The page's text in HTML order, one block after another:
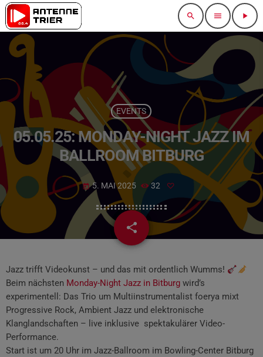
search menu play_arrow
EVENTS
05.05.25: MONDAY-NIGHT JAZZ IM
BALLROOM BITBURG
today 5. MAI 2025 32
share
email
Jazz trifft Videokunst – und das mit ordentlich Wumms!
Beim nächsten Monday-Night Jazz in Bitburg wird’s
experimentell: Das Trio um Multiinstrumentalist foerya mixt
Progressive Rock, Ambient Jazz und elektronische
Klanglandschaften – live inklusive spektakulärer Video-
Performance.
Start ist um 20 Uhr im Jazz-Ballroom im Bowling-Center Bitburg